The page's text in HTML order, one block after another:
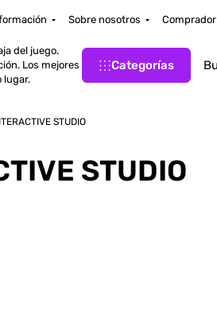
Sobre nosotros Comprador
del juego.
Los mejores
lugar.
Categorías
STUDIO
STUDIO